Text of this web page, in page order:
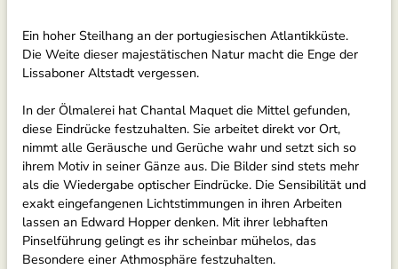
Ein hoher Steilhang an der portugiesischen Atlantikküste.
Die Weite dieser majestätischen Natur macht die Enge der
Lissaboner Altstadt vergessen.
In der Ölmalerei hat Chantal Maquet die Mittel gefunden,
diese Eindrücke festzuhalten. Sie arbeitet direkt vor Ort,
nimmt alle Geräusche und Gerüche wahr und setzt sich so
ihrem Motiv in seiner Gänze aus. Die Bilder sind stets mehr
als die Wiedergabe optischer Eindrücke. Die Sensibilität und
exakt eingefangenen Lichtstimmungen in ihren Arbeiten
lassen an Edward Hopper denken. Mit ihrer lebhaften
Pinselführung gelingt es ihr scheinbar mühelos, das
Besondere einer Athmosphäre festzuhalten.